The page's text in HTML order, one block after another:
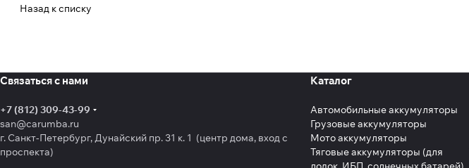
Назад к списку
Связаться с нами
+7 (812) 309-43-99
san@carumba.ru
г. Санкт-Петербург, Дунайский пр. 31 к. 1 (центр дома, вход с
проспекта)
Каталог
Автомобильные аккумуляторы
Грузовые аккумуляторы
Мото аккумуляторы
Тяговые аккумуляторы (для